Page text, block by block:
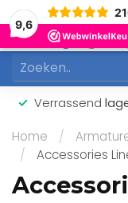
9,6
MENU
Verrassend
Home /
/
Accessories